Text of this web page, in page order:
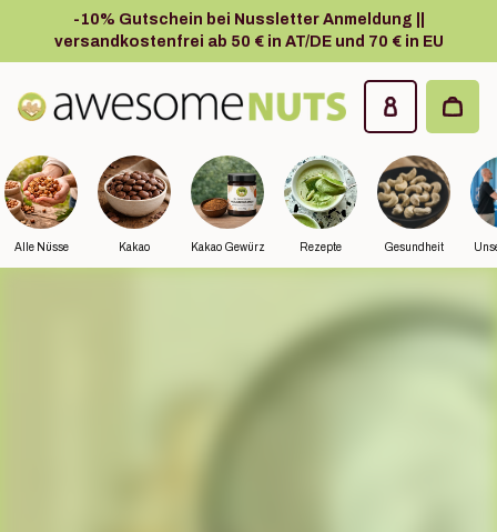
Zum Hauptinhalt springen
-10% Gutschein bei Nussletter Anmeldung ||
versandkostenfrei ab 50 € in AT/DE und 70 € in EU
Awesome Nuts
Alle Nüsse Kakao Kakao Gewürz Rezepte Gesundheit